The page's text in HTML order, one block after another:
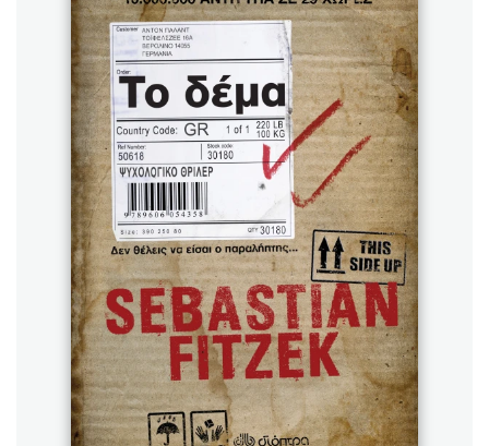
Χάρης Πολίτης
Καθρέφτης
Sebastian Fitzek
Playlist